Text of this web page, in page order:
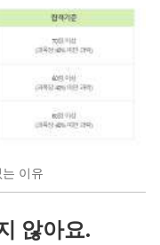
는 이유
않아요.